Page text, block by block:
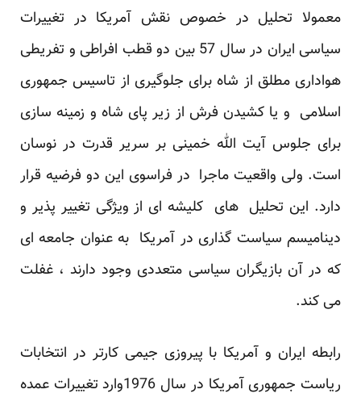
معمولا تحلیل در خصوص نقش آمریکا در تغییرات
سیاسی ایران در سال 57 بین دو قطب افراطی و تفریطی
هواداری مطلق از شاه برای جلوگیری از تاسیس جمهوری
اسلامی و یا کشیدن فرش از زیر پای شاه و زمینه سازی
برای جلوس آیت الله خمینی بر سریر قدرت در نوسان
است. ولی واقعیت ماجرا در فراسوی این دو فرضیه قرار
دارد. این تحلیل های کلیشه ای از ویژگی تغییر پذیر و
دینامیسم سیاست گذاری در آمریکا به عنوان جامعه ای
که در آن بازیگران سیاسی متعددی وجود دارند ، غفلت
می کند.
رابطه ایران و آمریکا با پیروزی جیمی کارتر در انتخابات
ریاست جمهوری آمریکا در سال 1976وارد تغییرات عمده